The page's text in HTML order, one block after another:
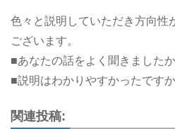
色々と説明していただき方向性
ございます。
■あなたの話をよく聞きました
■説明はわかりやすかったです
関連投稿: